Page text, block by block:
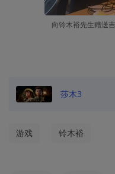
向铃木裕先生赠送
莎木3
游戏 铃木裕